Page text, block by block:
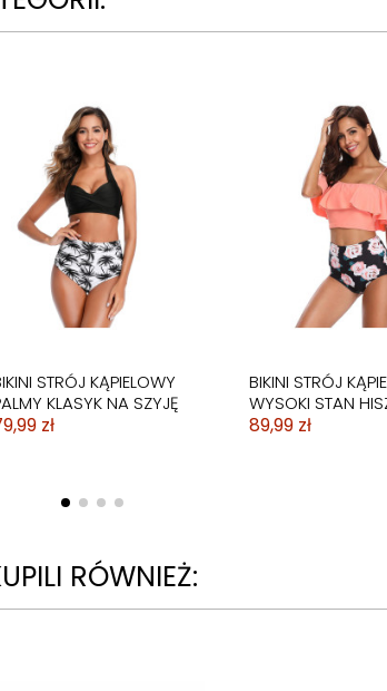
STRÓJ KĄPIELOWY
KLASYK NA SZYJĘ
zł
BIKINI STRÓJ
WYSOKI STAN
89,99 zł
RÓWNIEŻ: